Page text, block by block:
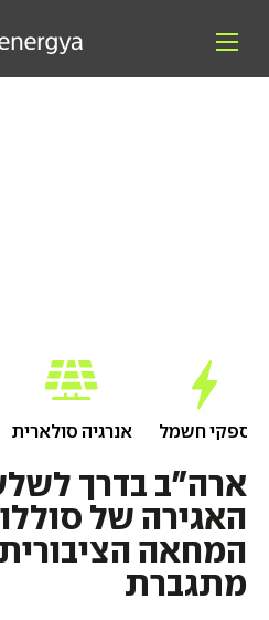
ספקי חשמל אנרגיה סולארית
ארה"ב בדרך
האגירה של
המחאה
מתגברת